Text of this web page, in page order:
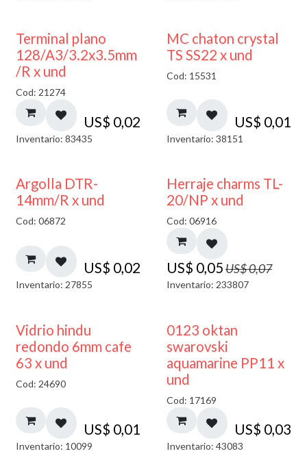
Terminal plano
128/A3/3.2x3.5mm
/R x und
Cod: 21274
US$ 0,02
Inventario: 83435
MC chaton crystal
TS SS22 x und
Cod: 15531
US$ 0,01
Inventario: 38151
Argolla DTR-
14mm/R x und
Cod: 06872
US$ 0,02
Inventario: 27855
40% DESCUENTO
Herraje charms TL-
20/NP x und
Cod: 06916
US$ 0,05US$0,07
Inventario: 233807
40% DESCUENTO
Vidrio hindu
redondo 6mm cafe
63 x und
Cod: 24690
US$ 0,01
Inventario: 10099
0123 oktan
swarovski
aquamarine PP11 x
und
Cod: 17169
US$ 0,03
Inventario: 43083